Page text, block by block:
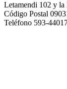
Letamendi 102 y la
Código Postal
Teléfono 593-